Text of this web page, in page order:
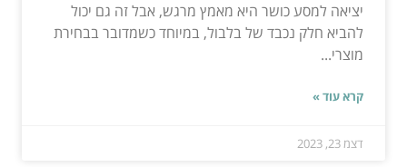
יציאה למסע כושר היא מאמץ מרגש, אבל זה גם יכול
להביא חלק נכבד של בלבול, במיוחד כשמדובר בבחירת
מוצרי...
קרא עוד »
דצמ 23, 2023